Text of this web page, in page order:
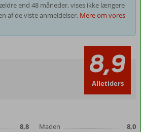
end 48 måneder, vises ikke længere
af de viste anmeldelser. Mere om vores
8,9
Alletiders
8,8
Maden
8,0